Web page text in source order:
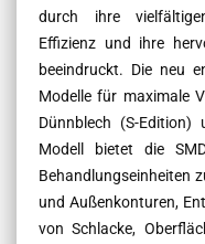
durch ihre
Effizienz und ihre
beeindruckt. Die neu
Modelle für maximale
Dünnblech (S-
Modell bietet die
Behandlungseinheiten
und Außenkonturen,
von Schlacke,